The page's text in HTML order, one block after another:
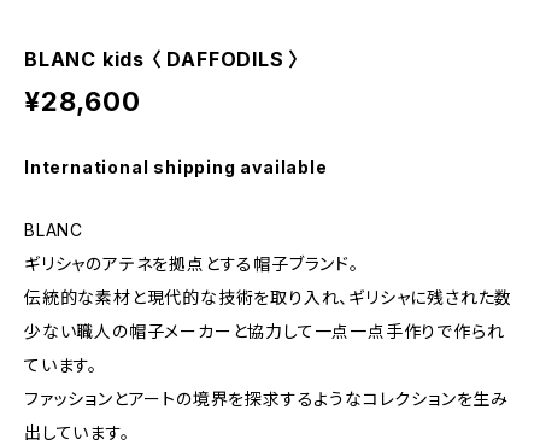
BLANC kids 〈 DAFFODILS 〉
¥28,600
International shipping available
BLANC
ギリシャのアテネを拠点とする帽子ブランド。
伝統的な素材と現代的な技術を取り入れ、ギリシャに残された数
少ない職人の帽子メーカーと協力して一点一点手作りで作られ
ています。
ファッションとアートの境界を探求するようなコレクションを生み
出しています。